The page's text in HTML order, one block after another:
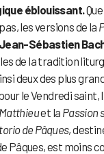
éblouissant.
les versions de la
Jean-Sébastien
de la tradition
deux des plus
le Vendredi saint,
et la Passion
de Pâques,
Pâques, est moins